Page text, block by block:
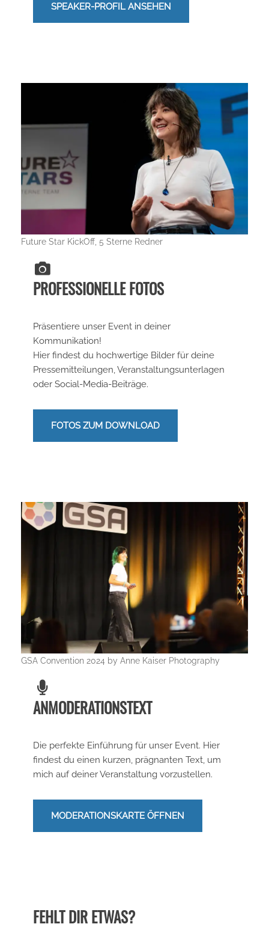
SPEAKER-PROFIL ANSEHEN
Future Star KickOff, 5 Sterne Redner
PROFESSIONELLE FOTOS
Präsentiere unser Event in deiner
Kommunikation!
Hier findest du hochwertige Bilder für deine
Pressemitteilungen, Veranstaltungsunterlagen
oder Social-Media-Beiträge.
FOTOS ZUM DOWNLOAD
GSA Convention 2024 by Anne Kaiser Photography
ANMODERATIONSTEXT
Die perfekte Einführung für unser Event. Hier
findest du einen kurzen, prägnanten Text, um
mich auf deiner Veranstaltung vorzustellen.
MODERATIONSKARTE ÖFFNEN
FEHLT DIR ETWAS?